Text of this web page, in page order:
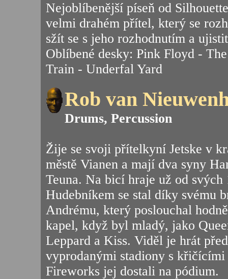
Nejoblíbenější píseň od
velmi drahém přítel, který se
sžít se s jeho rozhodnutím a
Oblíbené desky: Pink Floyd -
Train - Underfal Yard
Rob van
Drums, Percussion
Žije se svoji přítelkyní Jetske v
městě Vianen a mají dva syny
Teuna. Na bicí hraje už od svých
Hudebníkem se stal díky svému
Andrému, který poslouchal
kapel, když byl mladý, jako
Leppard a Kiss. Viděl je hrát před
vyprodanými stadiony s
Fireworks jej dostali na pódium.